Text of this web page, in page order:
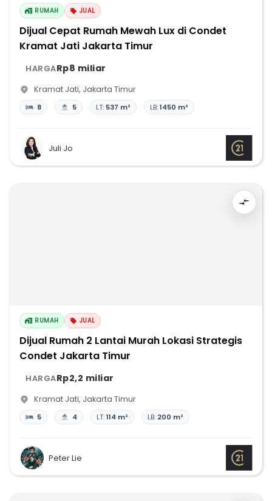
RUMAH JUAL
Dijual Cepat Rumah Mewah Lux di Condet
Kramat Jati Jakarta Timur
HARGARp8 miliar
Kramat Jati, Jakarta Timur
8 5 LT: 537 m² LB:1450 m²
Juli Jo
RUMAH JUAL
Dijual Rumah 2 Lantai Murah Lokasi Strategis
Condet Jakarta Timur
HARGARp2,2 miliar
Kramat Jati, Jakarta Timur
5 4 LT:114 m² LB: 200 m²
Peter Lie